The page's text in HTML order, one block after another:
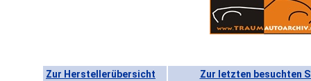
Zur Herstellerübersicht Zur letzten besuchten